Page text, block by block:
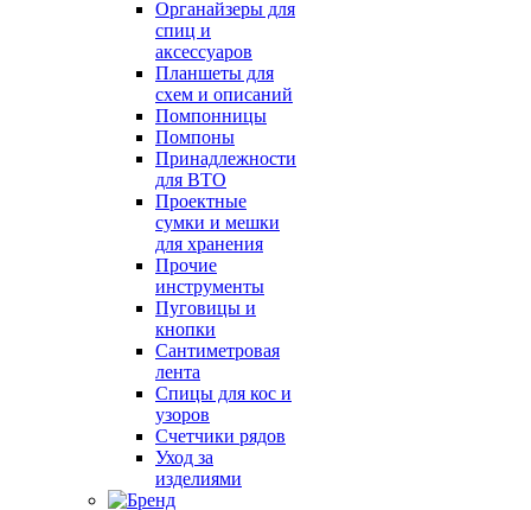
Органайзеры для
спиц и
аксессуаров
Планшеты для
схем и описаний
Помпонницы
Помпоны
Принадлежности
для ВТО
Проектные
сумки и мешки
для хранения
Прочие
инструменты
Пуговицы и
кнопки
Сантиметровая
лента
Спицы для кос и
узоров
Счетчики рядов
Уход за
изделиями